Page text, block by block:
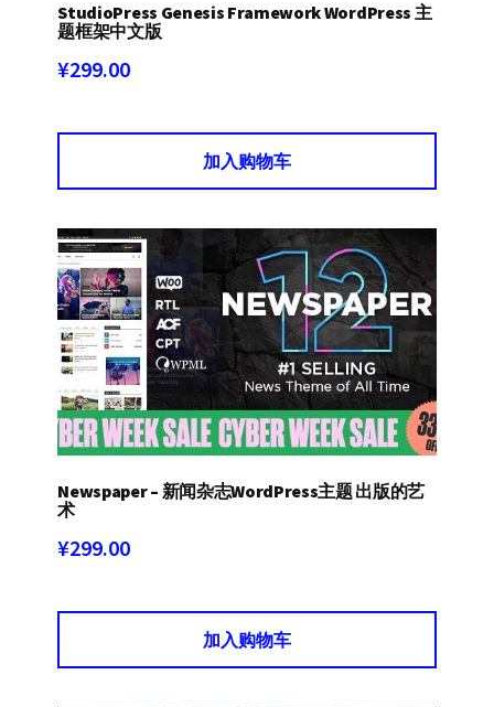
StudioPress Genesis Framework WordPress 主
题框架中文版
¥299.00
加入购物车
Newspaper – 新闻杂志WordPress主题 出版的艺
术
¥299.00
加入购物车